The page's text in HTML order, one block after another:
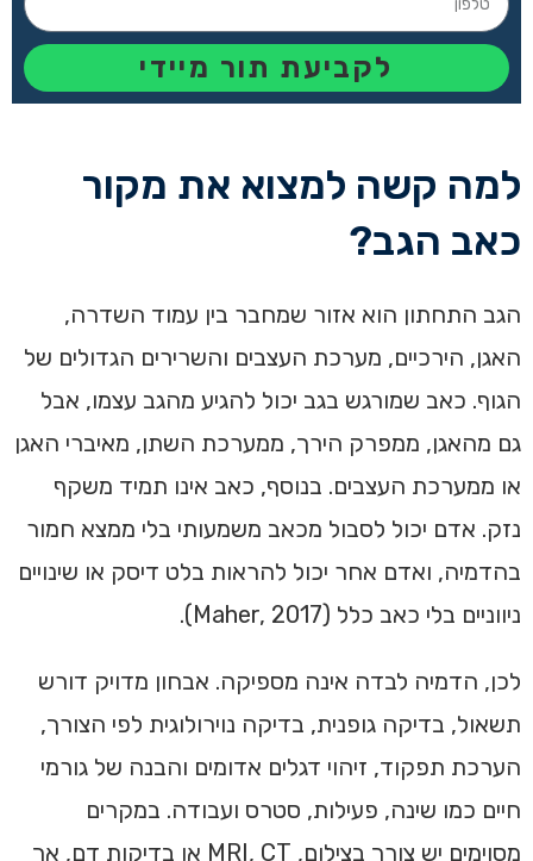
לקביעת תור מיידי
למה קשה למצוא את מקור
כאב הגב?
הגב התחתון הוא אזור שמחבר בין עמוד השדרה,
האגן, הירכיים, מערכת העצבים והשרירים הגדולים של
הגוף. כאב שמורגש בגב יכול להגיע מהגב עצמו, אבל
גם מהאגן, ממפרק הירך, ממערכת השתן, מאיברי האגן
או ממערכת העצבים. בנוסף, כאב אינו תמיד משקף
נזק. אדם יכול לסבול מכאב משמעותי בלי ממצא חמור
בהדמיה, ואדם אחר יכול להראות בלט דיסק או שינויים
ניווניים בלי כאב כלל (Maher, 2017).
לכן, הדמיה לבדה אינה מספיקה. אבחון מדויק דורש
תשאול, בדיקה גופנית, בדיקה נוירולוגית לפי הצורך,
הערכת תפקוד, זיהוי דגלים אדומים והבנה של גורמי
חיים כמו שינה, פעילות, סטרס ועבודה. במקרים
מסוימים יש צורך בצילום, MRI, CT או בדיקות דם, אך